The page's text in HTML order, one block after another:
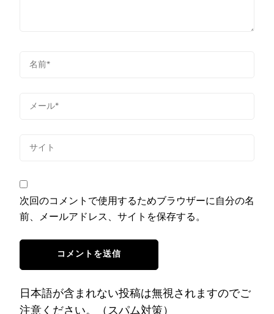
次回のコメントで使用するためブラウザーに自分の名
前、メールアドレス、サイトを保存する。
日本語が含まれない投稿は無視されますのでご
注意ください。（スパム対策）